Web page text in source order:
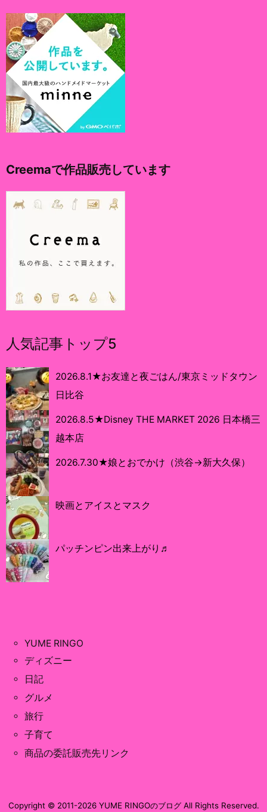
Creemaで作品販売しています
人気記事トップ5
2026.8.1★お友達と夜ごはん/東京ミッドタウン
日比谷
2026.8.5★Disney THE MARKET 2026 日本橋三
越本店
2026.7.30★娘とおでかけ（渋谷→新大久保）
映画とアイスとマスク
パッチンピン出来上がり♬
YUME RINGO
ディズニー
日記
グルメ
旅行
子育て
商品の委託販売先リンク
Copyright © 2011-2026 YUME RINGOのブログAll Rights Reserved.